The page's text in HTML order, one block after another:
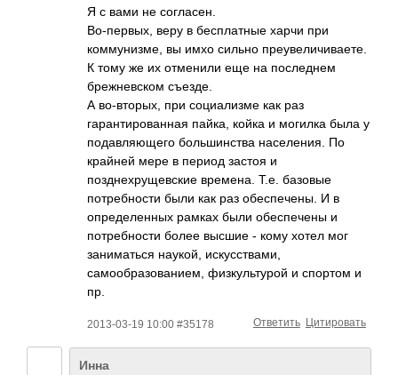
Я с вами не согласен.
Во-первых, веру в бесплатные харчи при
коммунизме, вы имхо сильно преувеличиваете.
К тому же их отменили еще на последнем
брежневском съезде.
А во-вторых, при социализме как раз
гарантированная пайка, койка и могилка была у
подавляющего большинства населения. По
крайней мере в период застоя и
позднехрущевские времена. Т.е. базовые
потребности были как раз обеспечены. И в
определенных рамках были обеспечены и
потребности более высшие - кому хотел мог
заниматься наукой, искусствами,
самообразованием­, физкультурой и спортом и
пр.
2013-03-19 10:00 #35178 Цитировать
Ответить
Инна